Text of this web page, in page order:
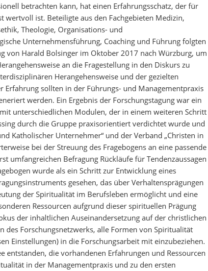
betrachten kann, hat einen Erfahrungsschatz, der für
wertvoll ist. Beteiligte aus den Fachgebieten Medizin,
Theologie, Organisations- und
Unternehmensführung, Coaching und Führung folgten
von Harald Bolsinger im Oktober 2017 nach Würzburg, um
an die Fragestellung in den Diskurs zu
Herangehensweise und der gezielten
Erfahrung sollten in der Führungs- und Managementpraxis
werden. Ein Ergebnis der Forschungstagung war ein
unterschiedlichen Modulen, der in einem weiteren Schritt
durch die Gruppe praxisorientiert verdichtet wurde und
Katholischer Unternehmer“ und der Verband „Christen in
bei der Streuung des Fragebogens an eine passende
umfangreichen Befragung Rückläufe für Tendenzaussagen
wurde als ein Schritt zur Entwicklung eines
gesehen, das über Verhaltensprägungen
der Spiritualität im Berufsleben ermöglicht und eine
Ressourcen aufgrund dieser spirituellen Prägung
der inhaltlichen Auseinandersetzung auf der christlichen
des Forschungsnetzwerks, alle Formen von Spiritualität
Einstellungen) in die Forschungsarbeit mit einzubeziehen.
entstanden, die vorhandenen Erfahrungen und Ressourcen
in der Managementpraxis und zu den ersten